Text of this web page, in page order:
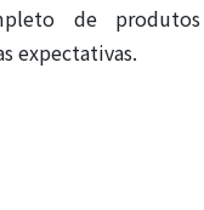
de
expectativas.